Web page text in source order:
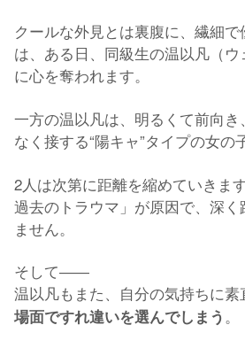
クールな外見とは裏腹に、繊細
は、ある日、同級生の温以凡（ウ
に心を奪われます。
一方の温以凡は、明るくて前向
なく接する“陽キャ”タイプの女の子
2人は次第に距離を縮めていきま
過去のトラウマ」が原因で、深く
ません。
そして――
温以凡もまた、自分の気持ちに素
場面ですれ違いを選んでしまう。